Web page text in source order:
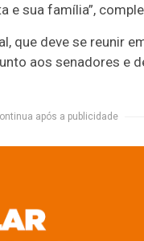
e sua família”,
que deve se reunir
aos senadores e
após a publicidade